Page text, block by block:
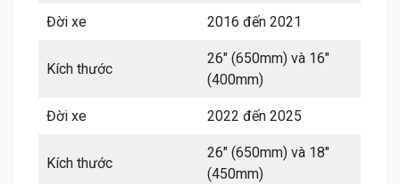
Đời xe 2016 đến 2021
Kích thước
26″ (650mm) và 16″
(400mm)
Đời xe 2022 đến 2025
Kích thước
26″ (650mm) và 18″
(450mm)